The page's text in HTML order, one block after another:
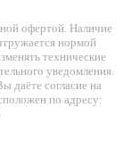
офертой. Наличие
нормой
технические
уведомления.
даёте согласие на
по адресу: